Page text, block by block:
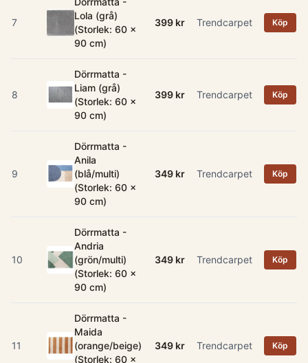
7
Lola (grå)
(Storlek: 60 x
90 cm)
399 kr Trendcarpet Köp
8
Dörrmatta -
Liam (grå)
(Storlek: 60 x
90 cm)
399 kr Trendcarpet Köp
9
Dörrmatta -
Anila
(blå/multi)
(Storlek: 60 x
90 cm)
349 kr Trendcarpet Köp
10
Dörrmatta -
Andria
(grön/multi)
(Storlek: 60 x
90 cm)
349 kr Trendcarpet Köp
11
Dörrmatta -
Maida
(orange/beige)
(Storlek: 60 x
349 kr Trendcarpet Köp